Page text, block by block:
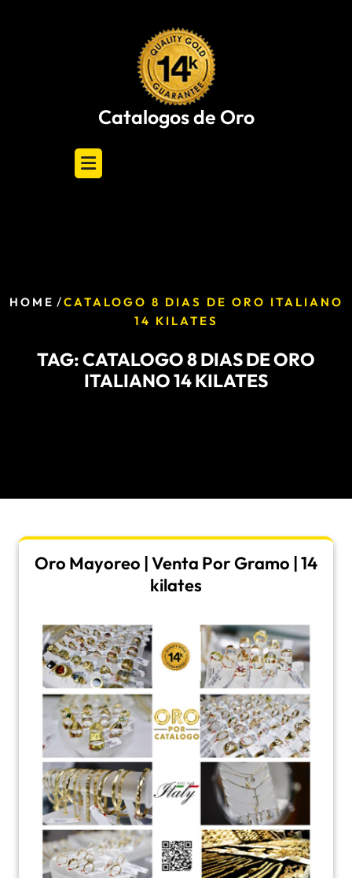
Catalogos de Oro
HOME /CATALOGO 8 DIAS DE ORO ITALIANO
14 KILATES
TAG:CATALOGO 8 DIAS DE ORO
ITALIANO 14 KILATES
Oro Mayoreo | Venta Por Gramo | 14
kilates